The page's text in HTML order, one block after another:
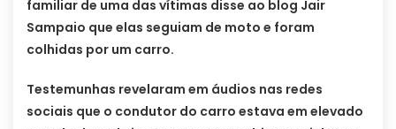
familiar de uma das vítimas disse ao blog Jair
Sampaio que elas seguiam de moto e foram
colhidas por um carro.
Testemunhas revelaram em áudios nas redes
sociais que o condutor do carro estava em elevado